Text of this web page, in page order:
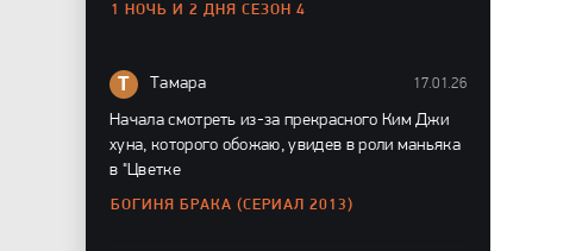
1 НОЧЬ И 2 ДНЯ СЕЗОН 4
Т Тамара 17.01.26
Начала смотреть из-за прекрасного Ким Джи
хуна, которого обожаю, увидев в роли маньяка
в "Цветке
БОГИНЯ БРАКА (СЕРИАЛ 2013)